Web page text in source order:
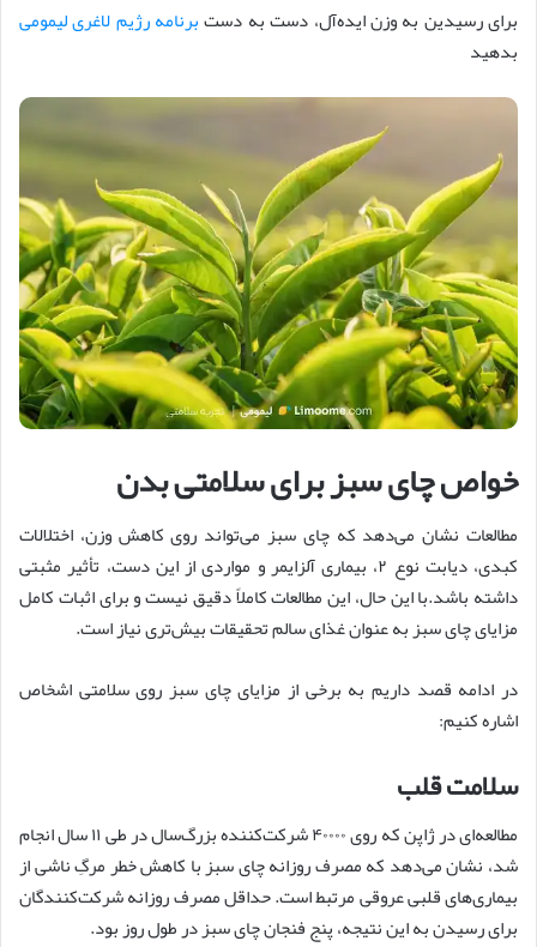
برای رسیدین به وزن ایده‌آل، دست به دستبرنامه رژیم لاغری لیمومی
بدهید
خواص چای سبز برای سلامتی بدن
مطالعات نشان می‌دهد که چای سبز می‌تواند روی کاهش وزن، اختلالات
کبدی، دیابت نوع ۲، بیماری آلزایمر و مواردی از این دست، تأثیر مثبتی
داشته باشد.با این حال، این مطالعات کاملاً دقیق نیست و برای اثبات کامل
مزایای چای سبز به عنوان غذای سالم تحقیقات بیش‌تری نیاز است.
در ادامه قصد داریم به برخی از مزایای چای سبز روی سلامتی اشخاص
اشاره کنیم:
سلامت قلب
مطالعه‌ای در ژاپن که روی ۴۰۰۰۰ شرکت‌کننده بزرگ‌سال در طی ۱۱ سال انجام
شد، نشان می‌دهد که مصرف روزانه چای سبز با کاهش خطر مرگِ ناشی از
بیماری‌های قلبی عروقی مرتبط است. حداقل مصرف روزانه شرکت‌کنندگان
برای رسیدن به این نتیجه، پنج فنجان چای سبز در طول روز بود.